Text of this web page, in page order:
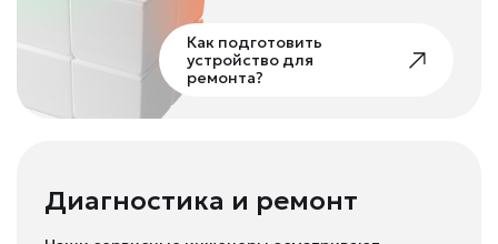
Как подготовить
устройство для
ремонта?
Диагностика и ремонт